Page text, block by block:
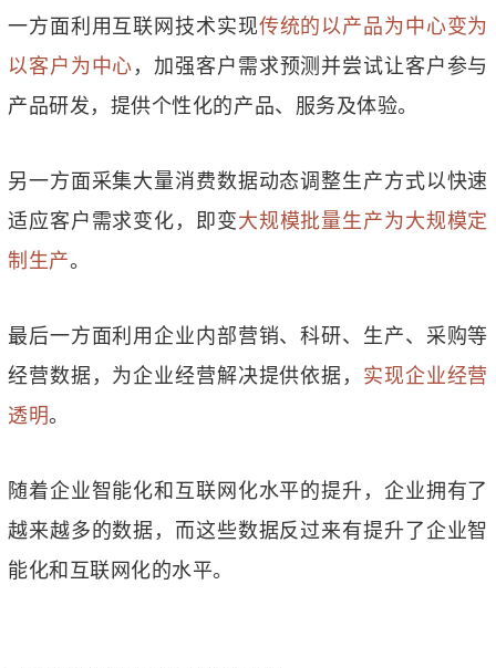
一方面利用互联网技术实现传统的以产品为中心变为
以客户为中心 ，加强客户需求预测并尝试让客户参与
产品研发，提供个性化的产品、服务及体验。
另一方面采集大量消费数据动态调整生产方式以快速
适应客户需求变化，即变大规模批量生产为大规模定
制生产。
最后一方面利用企业内部营销、科研、生产、采购等
经营数据，为企业经营解决提供依据， 实现企业经营
透明。
随着企业智能化和互联网化水平的提升，企业拥有了
越来越多的数据，而这些数据反过来有提升了企业智
能化和互联网化的水平。